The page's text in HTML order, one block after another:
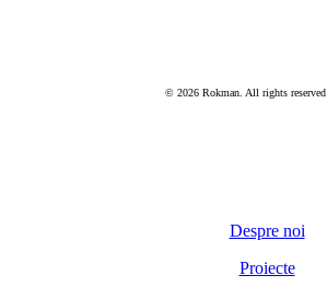
© 2026 Rokman. All rights reserved
Despre noi
Proiecte